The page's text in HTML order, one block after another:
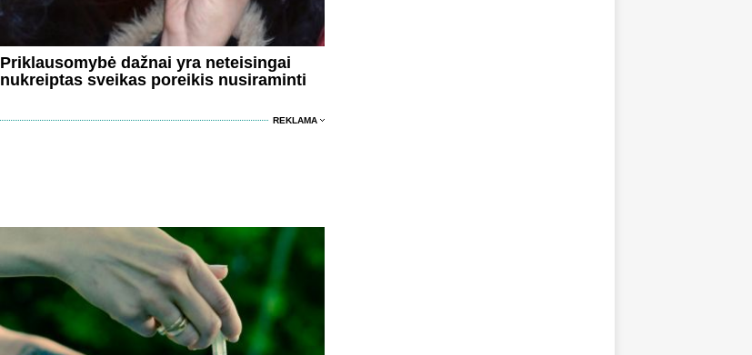
Priklausomybė dažnai yra neteisingai
nukreiptas sveikas poreikis nusiraminti
REKLAMA